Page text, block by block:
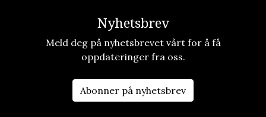
Nyhetsbrev
Meld deg på nyhetsbrevet vårt for å få
oppdateringer fra oss.
Abonner på nyhetsbrev